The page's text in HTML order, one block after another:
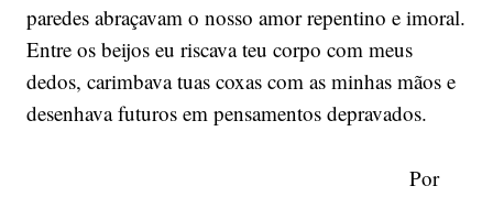
paredes abraçavam o nosso amor repentino e imoral.
Entre os beijos eu riscava teu corpo com meus
dedos, carimbava tuas coxas com as minhas mãos e
desenhava futuros em pensamentos depravados.
Por